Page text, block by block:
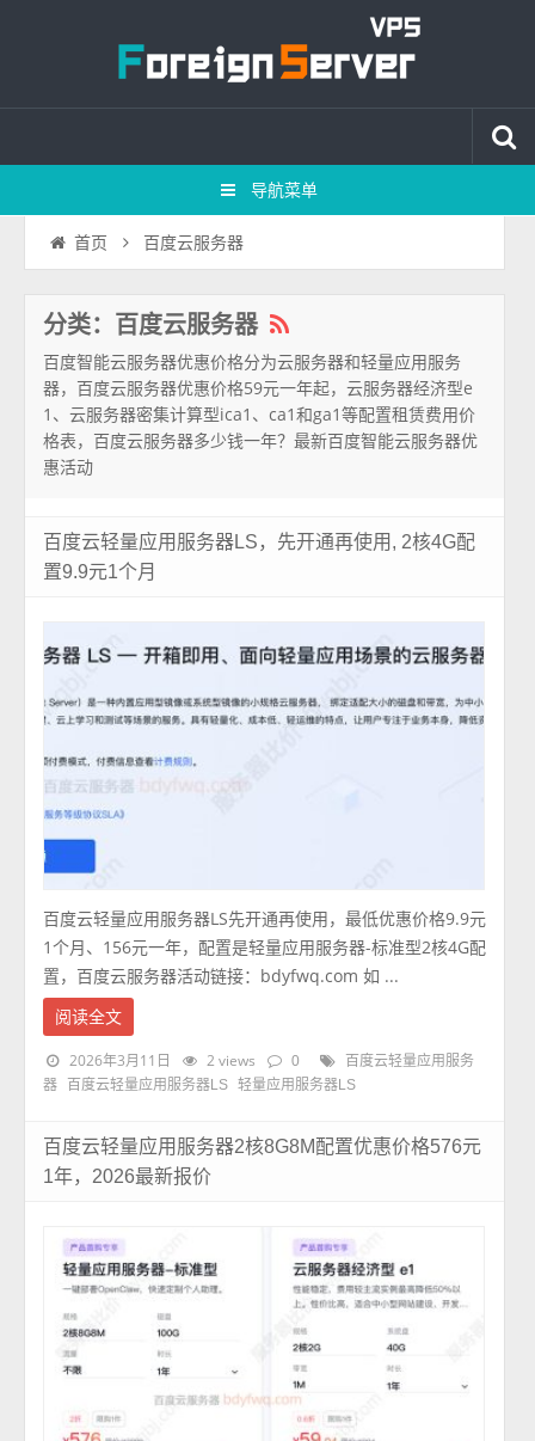
导航菜单
首页 百度云服务器
分类：百度云服务器
百度智能云服务器优惠价格分为云服务器和轻量应用服务
器，百度云服务器优惠价格59元一年起，云服务器经济型e
1、云服务器密集计算型ica1、ca1和ga1等配置租赁费用价
格表，百度云服务器多少钱一年？最新百度智能云服务器优
惠活动
百度云轻量应用服务器LS，先开通再使用, 2核4G配
置9.9元1个月
百度云轻量应用服务器LS先开通再使用，最低优惠价格9.9元
1个月、156元一年，配置是轻量应用服务器-标准型2核4G配
置，百度云服务器活动链接：bdyfwq.com 如 ...
阅读全文
2026年3月11日 2 views 0
百度云轻量应用服务
器
百度云轻量应用服务器LS 轻量应用服务器LS
百度云轻量应用服务器2核8G8M配置优惠价格576元
1年，2026最新报价